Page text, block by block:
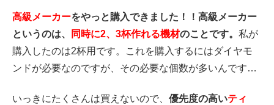
高級メーカーをやっと購入できました！！高級メーカー
というのは、
同時に2、3杯作れる機材のことです。 私が
購入したのは2杯用です。これを購入するにはダイヤモ
ンドが必要なのですが、その必要な個数が多いんです…
いっきにたくさんは買えないので、 優先度の高いティ